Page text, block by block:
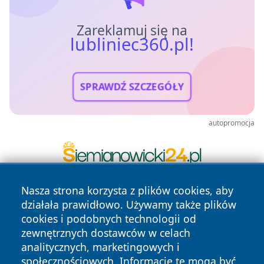
Zareklamuj się na
lubliniec360.pl!
SPRAWDŹ SZCZEGÓŁY
autopromocja
Nasza strona korzysta z plików cookies, aby
działała prawidłowo. Używamy także plików
cookies i podobnych technologii od
zewnętrznych dostawców w celach
analitycznych, marketingowych i
społecznościowych. Informacje te mogą być